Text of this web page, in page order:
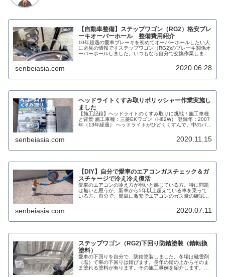
【自動車整備】ステップワゴン（RG2）格安ブレ
ーキオーバーホール 整備費用紹介
10年超過の愛車ブレーキを初めてオーバーホールしたい人
に必見の情報ですステップワゴン（RG2)のブレーキ関係オ
ーバーホールしました。いつもなら自分で交換作業します
senbeiasia.com 2020.06.28
ヘッドライトくすみ取りポリッシャー作業実施し
ました
【施工記録】ヘッドライトのくすみ取りに挑戦！施工車種
と背景 施工車種：三菱EKワゴン（H82W） 登録年：2007
年（13年経過） ヘッドライトがひどくくすんで、中のバル
senbeiasia.com 2020.11.15
【DIY】自分で愛車のエアコンガスチェック＆ガ
スチャージで冷え冷え復活
愛車のエアコンの冷え方が弱いと感じている方。特に問題
は無いと思うが、新車から5年以上超えている車を乗って
いる方。自分で、簡単に激安でエアコンのガス量の確認と
senbeiasia.com 2020.07.11
ステップワゴン（RG2)下回り防錆塗装（錆転換
塗料）
愛車の下回りを自分で、防錆塗装しました。冬場は融雪剤
（塩）で車の下回りは錆びます。長年の錆の上からそのま
ま塗れる塗料が有ります。その施工事例を紹介します。＜